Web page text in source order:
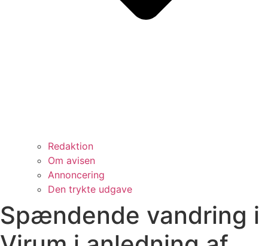
Redaktion
Om avisen
Annoncering
Den trykte udgave
Spændende vandring i